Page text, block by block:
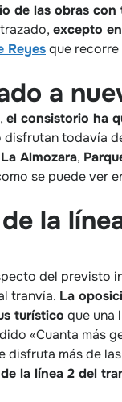
de las obras con
excepto
Reyesque
a
el consistorio ha
disfrutan todavía
La Almozara,
se puede ver
la
del previsto
tranvía. La
turístico que una
«Cuanta más
disfruta más de
la línea 2 del